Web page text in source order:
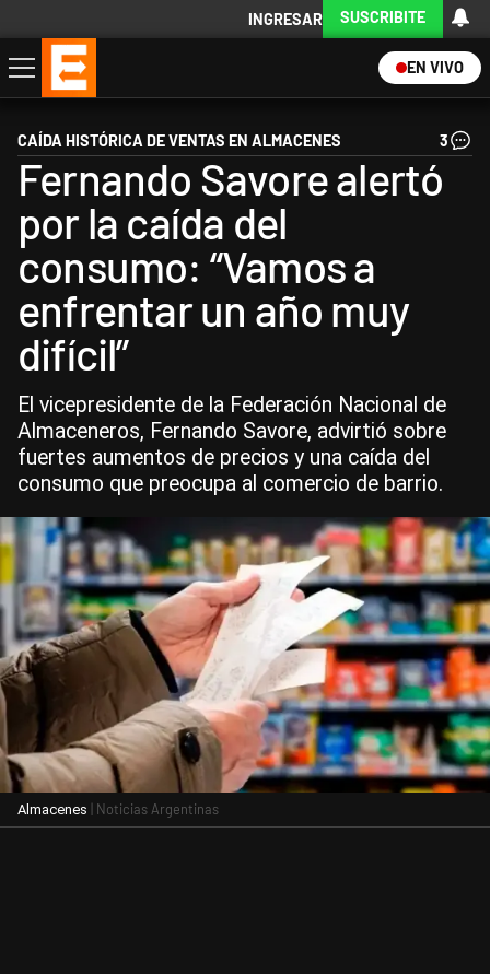
INGRESAR SUSCRIBITE
EN VIVO
Economía
Política
Internacional
Actualidad
Descargá la App
CAÍDA HISTÓRICA DE VENTAS EN ALMACENES 3
Fernando Savore alertó
por la caída del
consumo: “Vamos a
enfrentar un año muy
difícil”
El vicepresidente de la Federación Nacional de
Almaceneros, Fernando Savore, advirtió sobre
fuertes aumentos de precios y una caída del
consumo que preocupa al comercio de barrio.
Almacenes | Noticias Argentinas